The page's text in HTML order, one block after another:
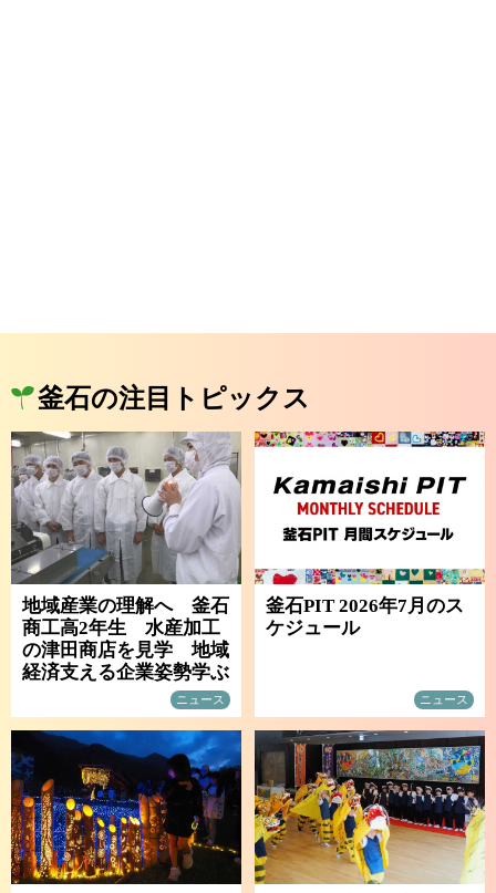
釜石の注目トピックス
地域産業の理解へ 釜石
商工高2年生 水産加工
の津田商店を見学 地域
経済支える企業姿勢学ぶ
ニュース
釜石PIT 2026年7月のス
ケジュール
ニュース